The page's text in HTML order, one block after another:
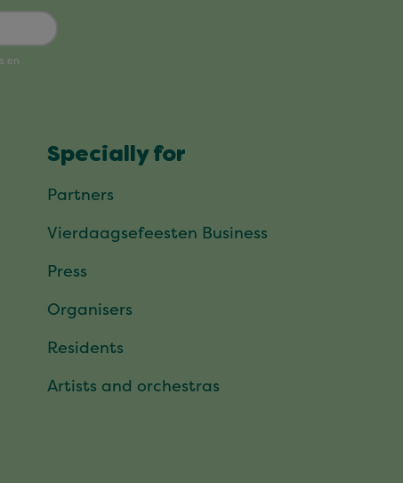
Specially for
Partners
Vierdaagsefeesten Business
Press
Organisers
Residents
Artists and orchestras